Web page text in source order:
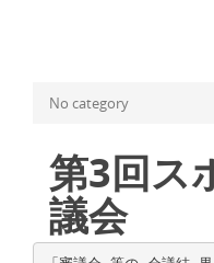
No category
第3回ス
議会